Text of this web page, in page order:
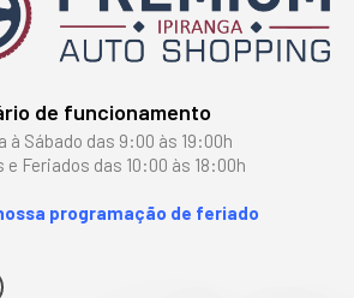
de funcionamento
à Sábado das 9:00 às 19:00h
e Feriados das 10:00 às 18:00h
programação de feriado